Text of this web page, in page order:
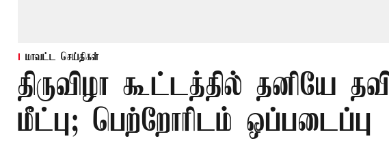
மாவட்ட செய்திகள்
திருவிழா கூட்டத்தில் தனியே
மீட்பு; பெற்றோரிடம் ஒப்படைப்பு